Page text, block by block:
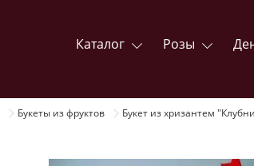
Каталог Розы
Букеты из фруктов Букет из хризантем